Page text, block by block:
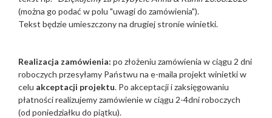
(można go podać w polu "uwagi do zamówienia").
Tekst będzie umieszczony na drugiej stronie winietki.
Realizacja zamówienia: po złożeniu zamówienia w ciągu 2 dni
roboczych przesyłamy Państwu na e-maila projekt winietki w
celu akceptacji projektu. Po akceptacji i zaksięgowaniu
płatności realizujemy zamówienie w ciągu 2-4dni roboczych
(od poniedziałku do piątku).